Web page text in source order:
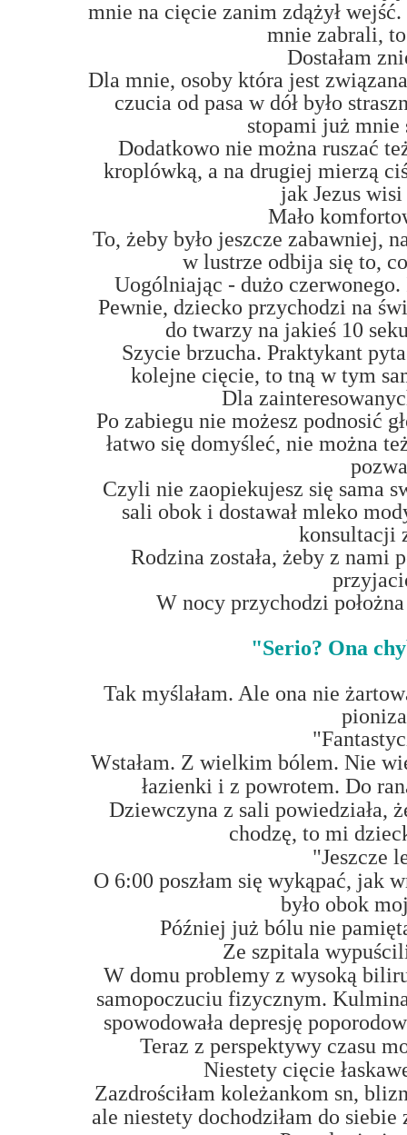
mnie na cięcie zanim zdążył
mnie zabrali,
Dostałam
Dla mnie, osoby która jest
czucia od pasa w dół było
stopami już mnie
Dodatkowo nie można ruszać
kroplówką, a na drugiej mierzą
jak Jezus
Mało
To, żeby było jeszcze zabawniej,
w lustrze odbija się to,
Uogólniając - dużo
Pewnie, dziecko przychodzi na
do twarzy na jakieś 10
Szycie brzucha. Praktykant
kolejne cięcie, to tną w tym
Dla
Po zabiegu nie możesz podnosić
łatwo się domyśleć, nie można
Czyli nie zaopiekujesz się sama
sali obok i dostawał mleko
konsultacji
Rodzina została, żeby z nami
W nocy przychodzi
"Serio? Ona
Tak myślałam. Ale ona nie
Wstałam. Z wielkim bólem. Nie
łazienki i z powrotem. Do
Dziewczyna z sali powiedziała,
chodzę, to mi
"Jeszcze
O 6:00 poszłam się wykąpać, jak
było obok
Później już bólu nie
Ze szpitala
W domu problemy z wysoką
samopoczuciu fizycznym.
spowodowała depresję
Teraz z perspektywy czasu
Niestety cięcie
Zazdrościłam koleżankom sn,
ale niestety dochodziłam do siebie